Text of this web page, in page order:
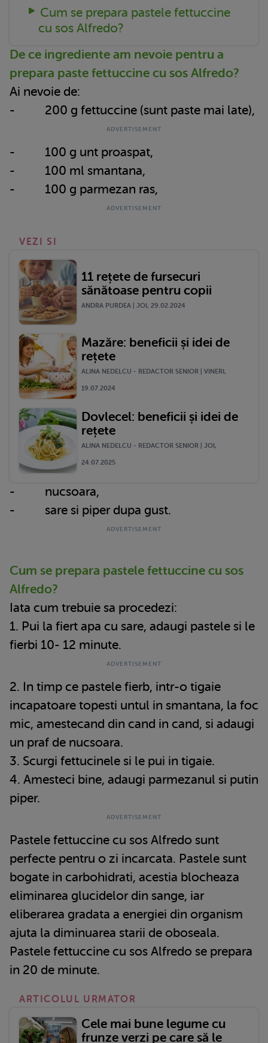
Cum se prepara pastele fettuccine
cu sos Alfredo?
De ce ingrediente am nevoie pentru a
prepara paste fettuccine cu sos Alfredo?
Ai nevoie de:
- 200 g fettuccine (sunt paste mai late),
- 100 g unt proaspat,
- 100 ml smantana,
- 100 g parmezan ras,
VEZI SI
11 rețete de fursecuri
sănătoase pentru copii
ANDRA PURDEA | JOI, 29.02.2024
Mazăre: beneficii și idei de
rețete
ALINA NEDELCU - REDACTOR SENIOR | VINERI,
19.07.2024
Dovlecel: beneficii și idei de
rețete
ALINA NEDELCU - REDACTOR SENIOR | JOI,
24.07.2025
- nucsoara,
- sare si piper dupa gust.
Cum se prepara pastele fettuccine cu sos
Alfredo?
Iata cum trebuie sa procedezi:
1. Pui la fiert apa cu sare, adaugi pastele si le
fierbi 10- 12 minute.
2. In timp ce pastele fierb, intr-o tigaie
incapatoare topesti untul in smantana, la foc
mic, amestecand din cand in cand, si adaugi
un praf de nucsoara.
3. Scurgi fettucinele si le pui in tigaie.
4. Amesteci bine, adaugi parmezanul si putin
piper.
Pastele fettuccine cu sos Alfredo sunt
perfecte pentru o zi incarcata. Pastele sunt
bogate in carbohidrati, acestia blocheaza
eliminarea glucidelor din sange, iar
eliberarea gradata a energiei din organism
ajuta la diminuarea starii de oboseala.
Pastele fettuccine cu sos Alfredo se prepara
in 20 de minute.
ARTICOLUL URMATOR
Cele mai bune legume cu
frunze verzi pe care să le